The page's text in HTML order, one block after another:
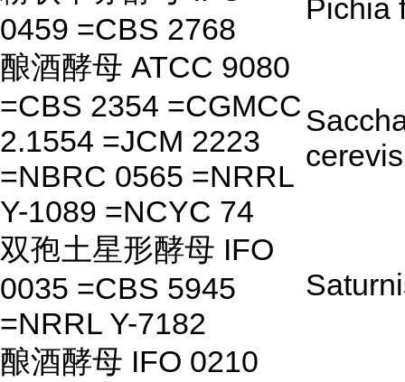
0459 =CBS 2768
Pichia
酿酒酵母 ATCC 9080
=CBS 2354 =CGMCC
2.1554 =JCM 2223
=NBRC 0565 =NRRL
Y-1089 =NCYC 74
双孢土星形酵母 IFO
0035 =CBS 5945
=NRRL Y-7182
酿酒酵母 IFO 0210